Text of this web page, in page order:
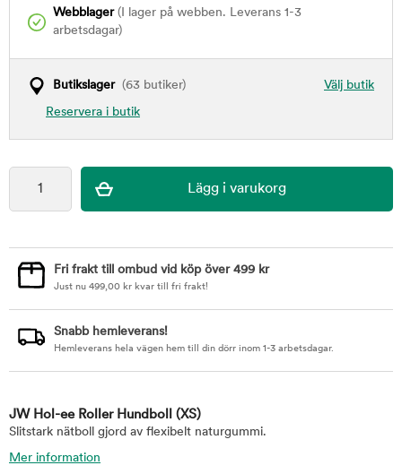
Webblager(I lager på webben. Leverans 1-3
arbetsdagar)
Välj butik
Butikslager(63 butiker)
Reservera i butik
Fri frakt till ombud vid köp över 499 kr
Just nu 499,00 kr kvar till fri frakt!
Snabb hemleverans!
Hemleverans hela vägen hem till din dörr inom 1-3 arbetsdagar.
JW Hol-ee Roller Hundboll (XS)
Slitstark nätboll gjord av flexibelt naturgummi.
Mer information